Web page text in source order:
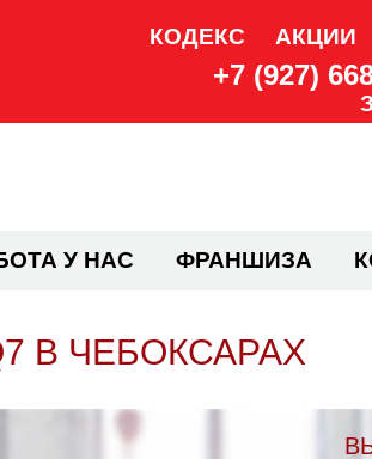
КОДЕКС АКЦИИ
+7 (927)
У НАС ФРАНШИЗА
В ЧЕБОКСАРАХ